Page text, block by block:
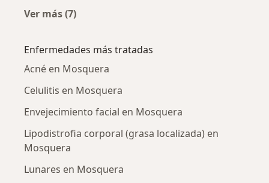
Ver más (7)
Enfermedades más tratadas
Acné en Mosquera
Celulitis en Mosquera
Envejecimiento facial en Mosquera
Lipodistrofia corporal (grasa localizada) en
Mosquera
Lunares en Mosquera